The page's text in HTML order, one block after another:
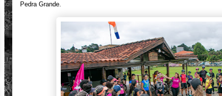
Pedra Grande.